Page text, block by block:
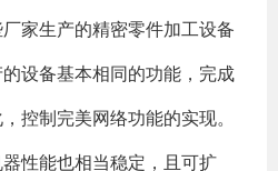
家生产的精密零件加工设备
设备基本相同的功能，完成
控制完美网络功能的实现。
性能也相当稳定，且可扩